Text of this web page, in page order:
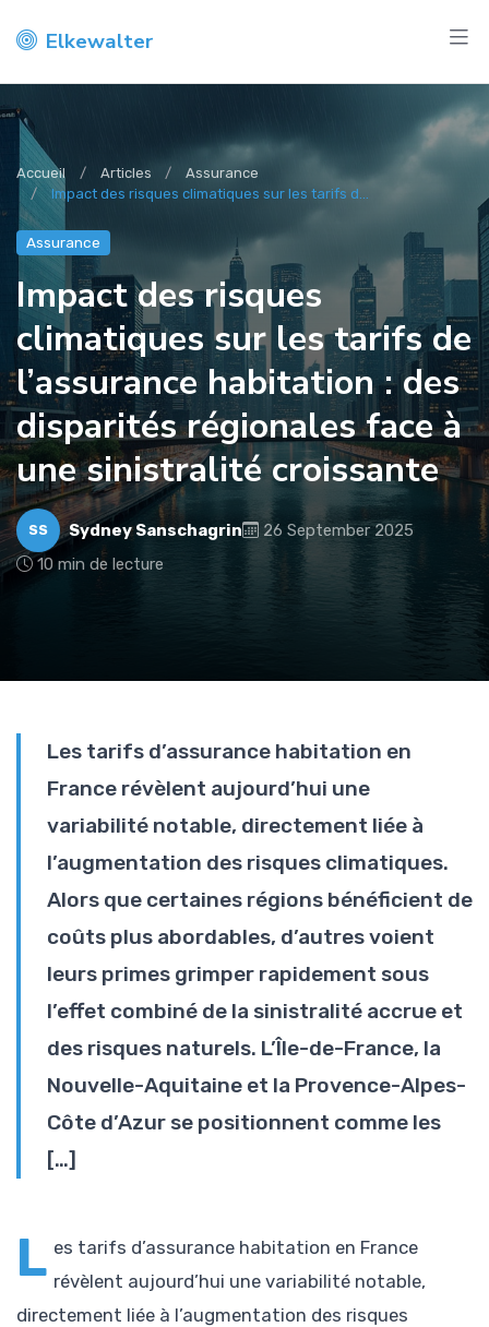
Elkewalter
Accueil Articles
Assurance
Impact des risques climatiques sur les tarifs d...
Assurance
Impact des risques
climatiques sur les tarifs de
l’assurance habitation : des
disparités régionales face à
une sinistralité croissante
SS Sydney Sanschagrin
26 September 2025
10 min de lecture
Les tarifs d’assurance habitation en
France révèlent aujourd’hui une
variabilité notable, directement liée à
l’augmentation des risques climatiques.
Alors que certaines régions bénéficient de
coûts plus abordables, d’autres voient
leurs primes grimper rapidement sous
l’effet combiné de la sinistralité accrue et
des risques naturels. L’Île-de-France, la
Nouvelle-Aquitaine et la Provence-Alpes-
Côte d’Azur se positionnent comme les
[…]
L es tarifs d’assurance habitation en France
révèlent aujourd’hui une variabilité notable,
directement liée à l’augmentation des risques